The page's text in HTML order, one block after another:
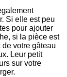
Si elle est peu
pour ajouter
si la pièce est
votre gâteau
Leur petit
sur votre